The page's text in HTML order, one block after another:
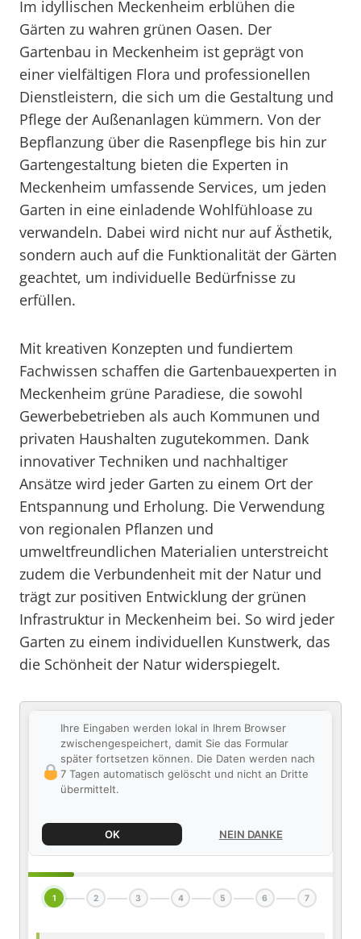
Im idyllischen Meckenheim erblühen die
Gärten zu wahren grünen Oasen. Der
Gartenbau in Meckenheim ist geprägt von
einer vielfältigen Flora und professionellen
Dienstleistern, die sich um die Gestaltung und
Pflege der Außenanlagen kümmern. Von der
Bepflanzung über die Rasenpflege bis hin zur
Gartengestaltung bieten die Experten in
Meckenheim umfassende Services, um jeden
Garten in eine einladende Wohlfühloase zu
verwandeln. Dabei wird nicht nur auf Ästhetik,
sondern auch auf die Funktionalität der Gärten
geachtet, um individuelle Bedürfnisse zu
erfüllen.
Mit kreativen Konzepten und fundiertem
Fachwissen schaffen die Gartenbauexperten in
Meckenheim grüne Paradiese, die sowohl
Gewerbebetrieben als auch Kommunen und
privaten Haushalten zugutekommen. Dank
innovativer Techniken und nachhaltiger
Ansätze wird jeder Garten zu einem Ort der
Entspannung und Erholung. Die Verwendung
von regionalen Pflanzen und
umweltfreundlichen Materialien unterstreicht
zudem die Verbundenheit mit der Natur und
trägt zur positiven Entwicklung der grünen
Infrastruktur in Meckenheim bei. So wird jeder
Garten zu einem individuellen Kunstwerk, das
die Schönheit der Natur widerspiegelt.
Ihre Eingaben werden lokal in Ihrem Browser
zwischengespeichert, damit Sie das Formular
später fortsetzen können. Die Daten werden nach
7 Tagen automatisch gelöscht und nicht an Dritte
übermittelt.
OK NEIN DANKE
1 2 3 4 5 6 7